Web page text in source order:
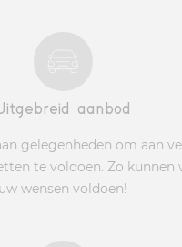
aanbod
gelegenheden om aan
te voldoen. Zo kunnen
uw wensen voldoen!